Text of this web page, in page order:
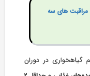
مراقبت های سه
گیاهخواری در دوران